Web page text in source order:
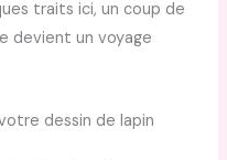
traits ici, un coup de
devient un voyage
dessin de lapin